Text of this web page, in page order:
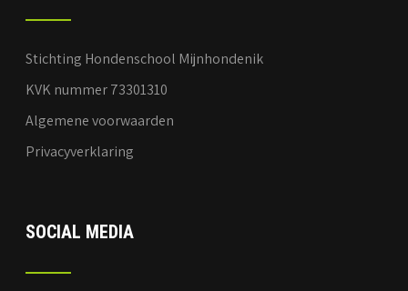
Stichting Hondenschool Mijnhondenik
KVK nummer 73301310
Algemene voorwaarden
Privacyverklaring
SOCIAL MEDIA